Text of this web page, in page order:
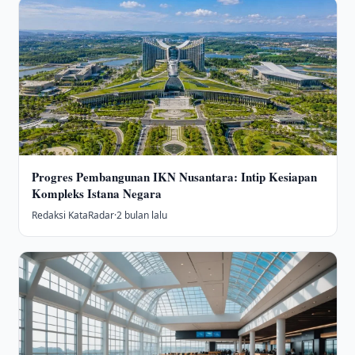
Progres Pembangunan IKN Nusantara: Intip Kesiapan
Kompleks Istana Negara
Redaksi KataRadar·2 bulan lalu